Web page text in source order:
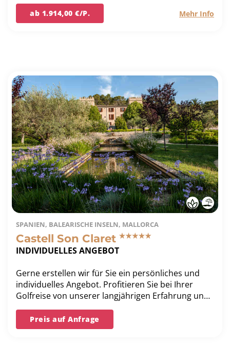
ab 1.914,00 €/P. Mehr Info
SPANIEN, BALEARISCHE INSELN, MALLORCA
Castell Son Claret
INDIVIDUELLES ANGEBOT
Gerne erstellen wir für Sie ein persönliches und
individuelles Angebot. Profitieren Sie bei Ihrer
Golfreise von unserer langjährigen Erfahrung und
unserer Bestpreis-Garantie.
Preis auf Anfrage